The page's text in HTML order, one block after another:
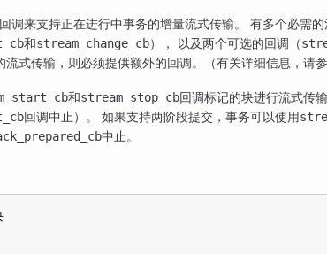
调来支持正在进行中事务的增量流式传输。 有多个必需
和stream_change_cb）， 以及两个可选的回调（
式传输，则必须提供额外的回调。（有关详细信息，请
和stream_stop_cb回调标记的块进行流式传
回调中止）。 如果支持两阶段提交，事务可以使用
中止。